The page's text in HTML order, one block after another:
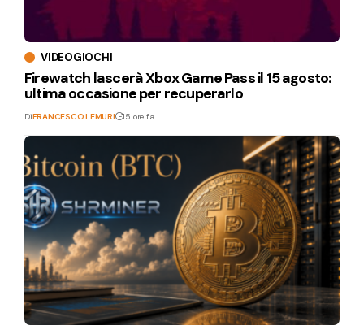
VIDEOGIOCHI
Firewatch lascerà Xbox Game Pass il 15 agosto:
ultima occasione per recuperarlo
DiFRANCESCO LEMURI 15 ore fa